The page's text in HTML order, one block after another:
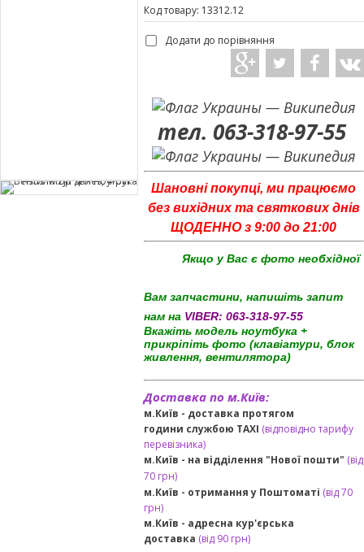
Код товару: 13312.12
Додати до порівняння
тел. 063-318-97-55
Шановні покупці, ми працюємо
без вихідних та святкових днів
ЩОДЕННО з 9:00 до 21:00
Якщо у Вас є фото необхідної
Вам запчастини, напишіть запит
нам на VIBER: 063-318-97-55
Вкажіть модель ноутбука +
прикріпіть фото (клавіатури, блок
живлення, вентилятора)
Доставка по м.Київ:
м.Київ - доставка протягом
години службою TAXI (відповідно тарифу
перевізника)
м.Київ - на відділення "Нової пошти" (від
70 грн)
м.Київ - отримання у Поштоматі (від 70
грн)
м.Київ - адресна кур'єрська
доставка (від90 грн)